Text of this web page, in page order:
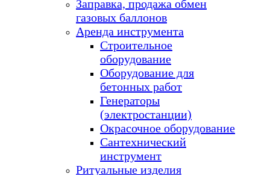
Заправка, продажа обмен
газовых баллонов
Аренда инструмента
Строительное
оборудование
Оборудование для
бетонных работ
Генераторы
(электростанции)
Окрасочное оборудование
Сантехнический
инструмент
Ритуальные изделия